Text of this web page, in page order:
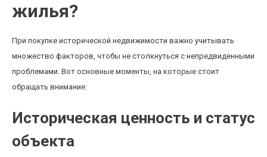
жилья?
При покупке исторической недвижимости важно учитывать
множество факторов, чтобы не столкнуться с непредвиденными
проблемами. Вот основные моменты, на которые стоит
обращать внимание:
Историческая ценность и статус
объекта